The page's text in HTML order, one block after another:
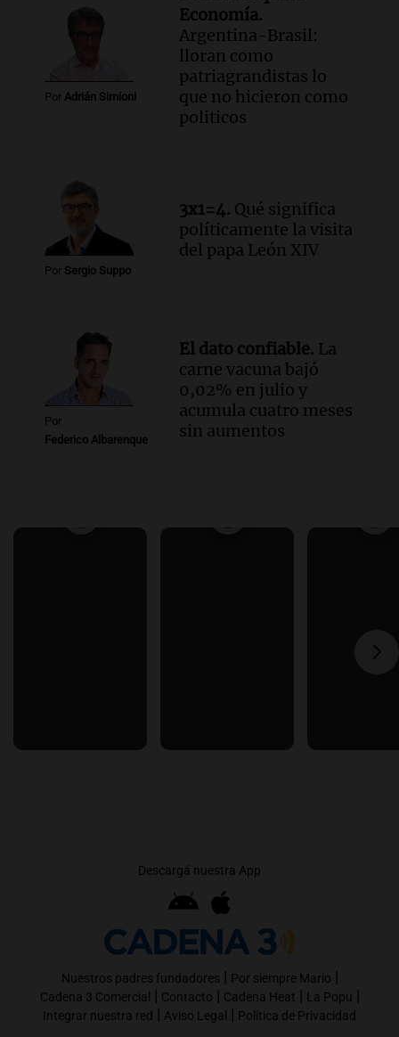
Por Adrián Simioni
Economía.
Argentina-Brasil:
lloran como
patriagrandistas lo
que no hicieron como
politicos
Por Sergio Suppo
3x1=4. Qué significa
políticamente la visita
del papa León XIV
Por
Federico Albarenque
El dato confiable. La
carne vacuna bajó
0,02% en julio y
acumula cuatro meses
sin aumentos
Descargá nuestra App
Nuestros padres fundadores | Por siempre Mario |
Cadena 3 Comercial | Contacto | Cadena Heat | La Popu |
Integrar nuestra red | Aviso Legal | Política de Privacidad